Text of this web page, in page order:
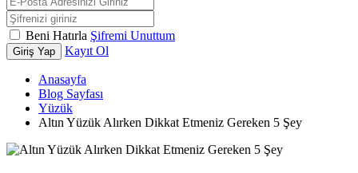
Beni Hatırla Şifremi Unuttum
Giriş Yap Kayıt Ol
Anasayfa
Blog Sayfası
Yüzük
Altın Yüzük Alırken Dikkat Etmeniz Gereken 5 Şey